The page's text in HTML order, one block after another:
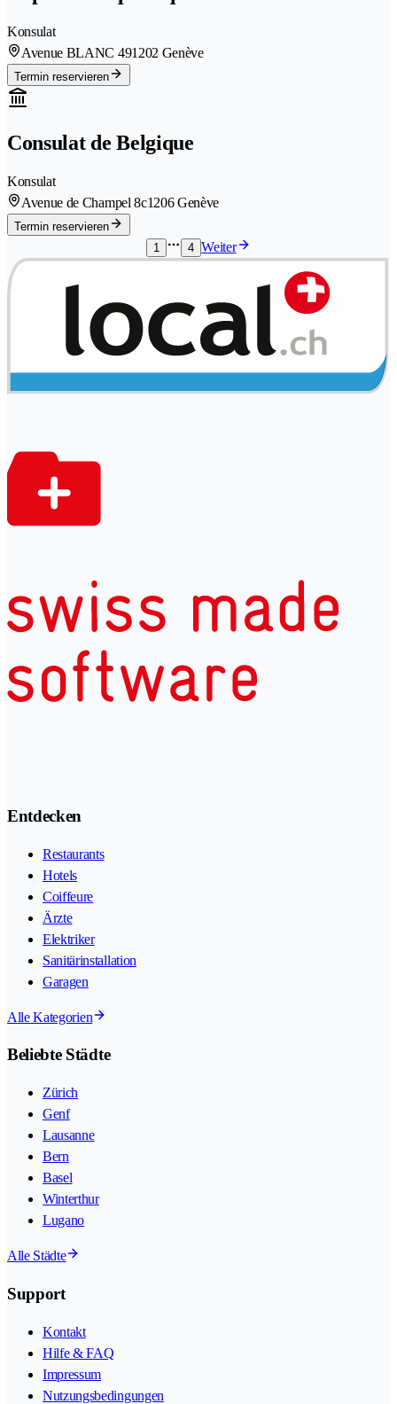
Konsulat
Avenue BLANC 491202 Genève
Termin reservieren
Consulat de Belgique
Konsulat
Avenue de Champel 8c1206 Genève
Termin reservieren
1
4 Weiter
Entdecken
Restaurants
Hotels
Coiffeure
Ärzte
Elektriker
Sanitärinstallation
Garagen
Alle Kategorien
Beliebte Städte
Zürich
Genf
Lausanne
Bern
Basel
Winterthur
Lugano
Alle Städte
Support
Kontakt
Hilfe & FAQ
Impressum
Nutzungsbedingungen